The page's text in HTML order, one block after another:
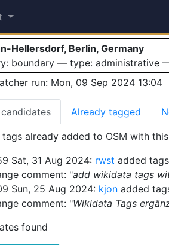
Hellersdorf, Berlin, Germany
boundary — type: administrative
run: Mon, 09 Sep 2024 13:04
Already tagged
already added to OSM with
Sat, 31 Aug 2024: rwst added
comment: "add wikidata tags
Sun, 25 Aug 2024: kjonadded
comment: "Wikidata Tags
found